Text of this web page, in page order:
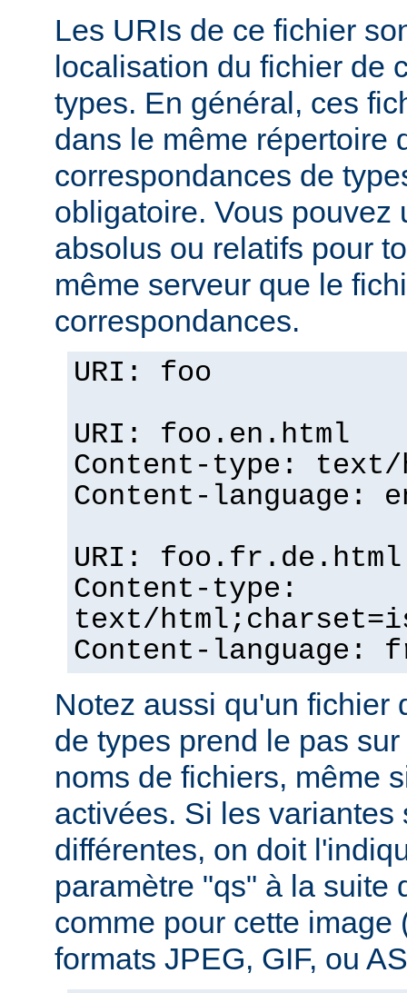
Les URIs de ce fichier
localisation du fichier de
types. En général, ces
dans le même répertoire
correspondances de
obligatoire. Vous pouvez
absolus ou relatifs pour
même serveur que le
correspondances.
URI: foo
URI: foo.en.html
Content-type: text/
Content-language:
URI: foo.fr.de.html
Content-type:
text/
Content-language:
Notez aussi qu'un fichier
de types prend le pas
noms de fichiers, même
activées. Si les variantes
différentes, on doit
paramètre "qs" à la suite
comme pour cette image
formats JPEG, GIF, ou